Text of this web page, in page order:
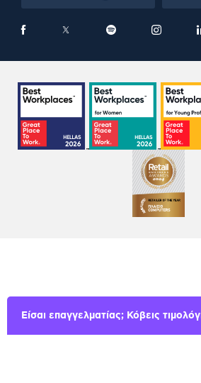
Όροι χρήσης
Είσαι επαγγελματίας; Κόβεις